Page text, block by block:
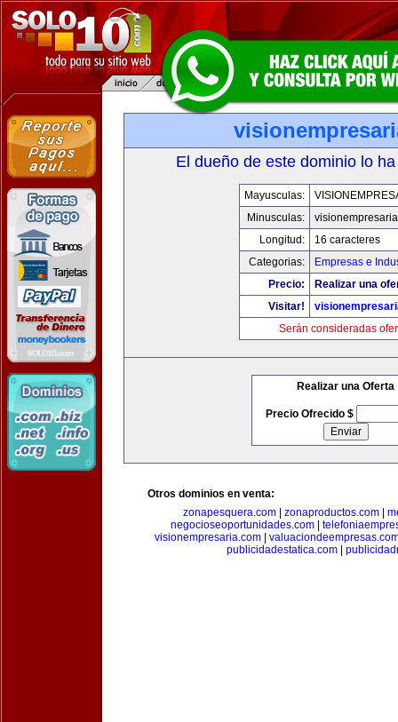
El dueño de este dominio lo
Mayusculas:
Minusculas:
Longitud:
16 caracteres
Categorias:
Empresas e
Precio:
Realizar una
Visitar!
Serán consideradas
Realizar una Oferta
Precio Ofrecido $
Otros dominios en venta:
zonapesquera.com| zonaproductos.com|
negocioseoportunidades.com
visionempresaria.com
publicidadestatica.com